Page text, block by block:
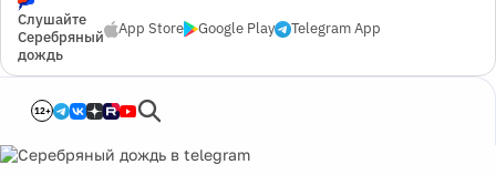
Слушайте
Серебряный
дождь
App Store Google Play Telegram App
12+